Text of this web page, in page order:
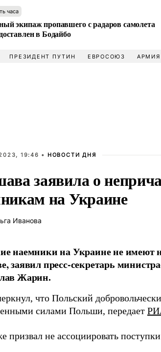
часа
экипаж пропавшего с радаров самолета
в Бодайбо
ПРЕЗИДЕНТ ПУТИН ЕВРОСОЮЗ
19:46 • НОВОСТИ ДНЯ
заявила о
на Украине
Иванова
наемники на Украине не имеют
заявил пресс-секретарь
Жарин.
что Польский
силами Польши, передает
призвал не ассоциировать